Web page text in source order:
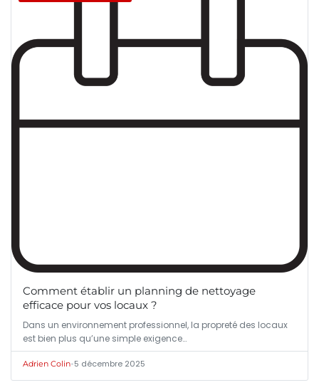
Comment établir un planning de nettoyage
efficace pour vos locaux ?
Dans un environnement professionnel, la propreté des locaux
est bien plus qu’une simple exigence…
Adrien Colin•5 décembre 2025